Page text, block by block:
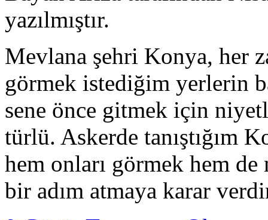
yazılmıştır.
Mevlana şehri Konya, her
görmek istediğim yerlerin
sene önce gitmek için
türlü. Askerde tanıştığım
hem onları görmek hem
bir adım atmaya karar